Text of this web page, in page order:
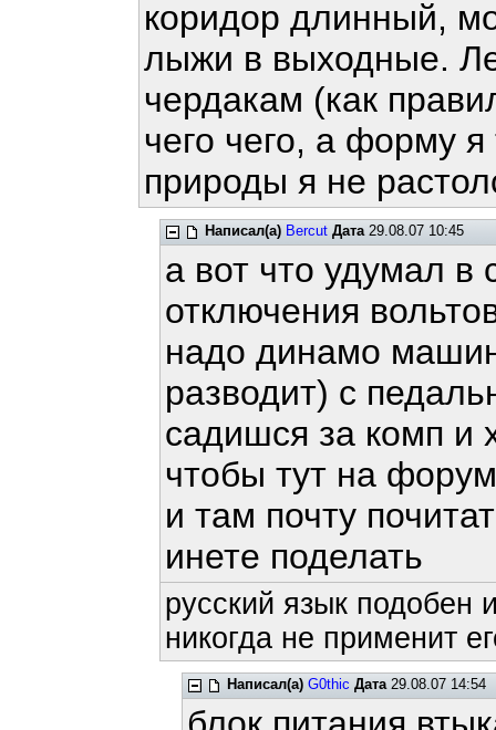
коридор длинный,
лыжи в выходные.
чердакам (как
чего чего, а форму
природы я не
Написал(а) Bercut Дата29.08.07 10:45
а вот что удумал в
отключения
надо динамо
разводит) с
садишся за комп
чтобы тут на
и там почту
инете поделать
русский язык подобен
никогда не применит
Написал(а) G0thic Дата29.08.07 14:54